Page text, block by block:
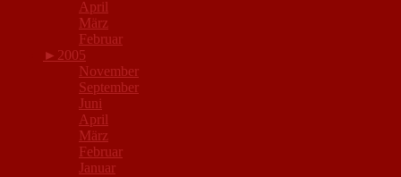
April
März
Februar
► 2005
November
September
Juni
April
März
Februar
Januar